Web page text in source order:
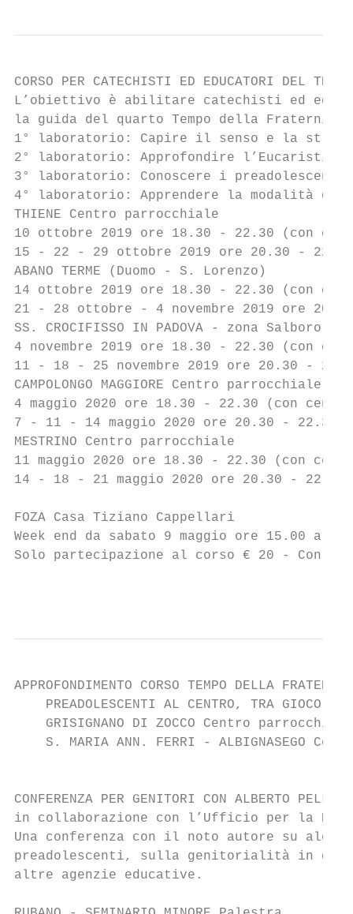
CORSO PER CATECHISTI ED EDUCATORI DEL
L’obiettivo è abilitare catechisti ed
la guida del quarto Tempo della
1° laboratorio: Capire il senso e la
2° laboratorio: Approfondire l’Eucaristia
3° laboratorio: Conoscere i preadolescenti
4° laboratorio: Apprendere la modalità del
THIENE Centro parrocchiale
10 ottobre 2019 ore 18.30 - 22.30 (con
15 - 22 - 29 ottobre 2019 ore 20.30 - 22.30
ABANO TERME (Duomo - S. Lorenzo)
14 ottobre 2019 ore 18.30 - 22.30 (con
21 - 28 ottobre - 4 novembre 2019 ore
SS. CROCIFISSO IN PADOVA - zona Salboro
4 novembre 2019 ore 18.30 - 22.30 (con
11 - 18 - 25 novembre 2019 ore 20.30 -
CAMPOLONGO MAGGIORE Centro parrocchiale
4 maggio 2020 ore 18.30 - 22.30 (con
7 - 11 - 14 maggio 2020 ore 20.30 - 22.30
MESTRINO Centro parrocchiale
11 maggio 2020 ore 18.30 - 22.30 (con
14 - 18 - 21 maggio 2020 ore 20.30 - 22.30
FOZA Casa Tiziano Cappellari
Week end da sabato 9 maggio ore 15.00 a
Solo partecipazione al corso € 20 - Con
APPROFONDIMENTO CORSO TEMPO DELLA
PREADOLESCENTI AL CENTRO, TRA GIOCO E
GRISIGNANO DI ZOCCO Centro
S. MARIA ANN. FERRI - ALBIGNASEGO
CONFERENZA PER GENITORI CON ALBERTO PELLAI
in collaborazione con l’Ufficio per la
Una conferenza con il noto autore su
preadolescenti, sulla genitorialità in
altre agenzie educative.